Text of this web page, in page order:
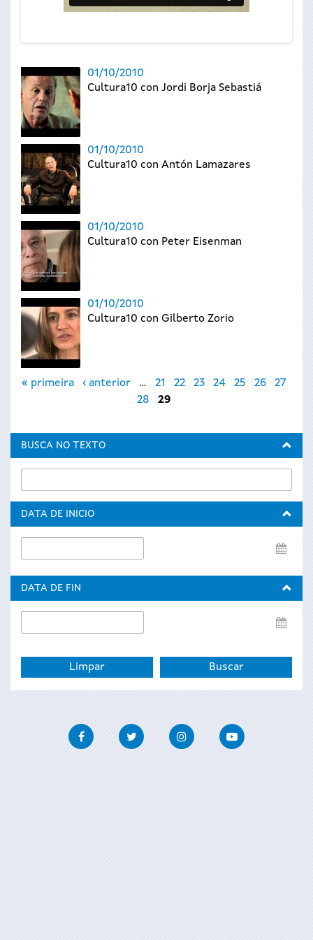
01/10/2010
Cultura10 con Jordi Borja Sebastiá
01/10/2010
Cultura10 con Antón Lamazares
01/10/2010
Cultura10 con Peter Eisenman
01/10/2010
Cultura10 con Gilberto Zorio
Páxinas
« primeira ‹ anterior … 21 22 23 24 25 26
27
28
29
BUSCA NO TEXTO
DATA DE INICIO
de
DATA DE FIN
de
FacebookTwitter InstagramYoutube